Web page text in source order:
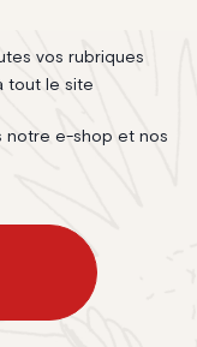
vos rubriques
tout le site
notre e-shop et nos